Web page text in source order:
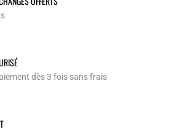
dès 3 fois sans frais